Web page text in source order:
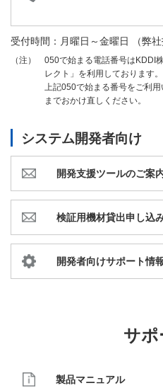
受付時間：月曜日～金曜日 （弊社
（注）
050で始まる電話番号はKDDI
レクト」を利用しております。
上記050で始まる番号をご利
までおかけ直しください。
システム開発者向け
開発支援ツールのご案
検証用機材貸出申し込
開発者向けサポート情
サポ
製品マニュアル